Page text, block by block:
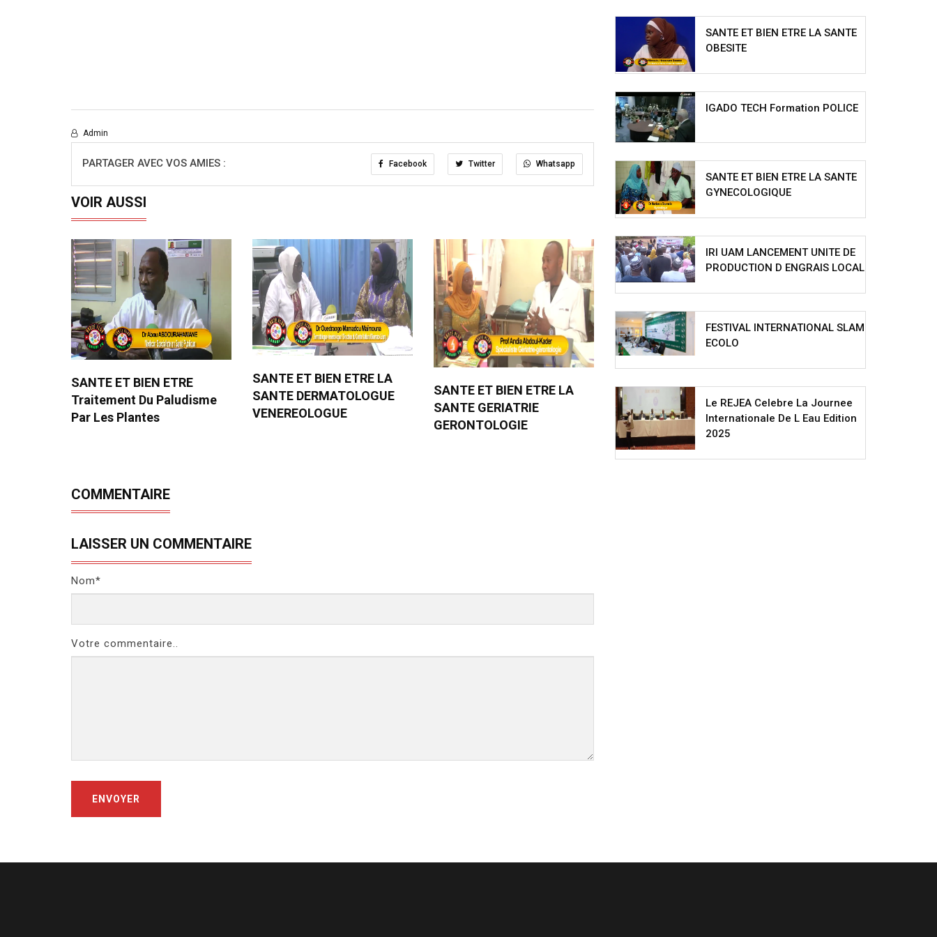
Admin
PARTAGER AVEC VOS AMIES : Facebook Twitter Whatsapp
VOIR AUSSI
SANTE ET BIEN ETRE
Traitement Du Paludisme
Par Les Plantes
SANTE ET BIEN ETRE LA
SANTE DERMATOLOGUE
VENEREOLOGUE
SANTE ET BIEN ETRE LA
SANTE GERIATRIE
GERONTOLOGIE
COMMENTAIRE
LAISSER UN COMMENTAIRE
Nom*
Votre commentaire..
ENVOYER
SANTE ET BIEN ETRE LA SANTE
OBESITE
IGADO TECH Formation POLICE
SANTE ET BIEN ETRE LA SANTE
GYNECOLOGIQUE
IRI UAM LANCEMENT UNITE DE
PRODUCTION D ENGRAIS LOCAL
FESTIVAL INTERNATIONAL SLAM
ECOLO
Le REJEA Celebre La Journee
Internationale De L Eau Edition
2025